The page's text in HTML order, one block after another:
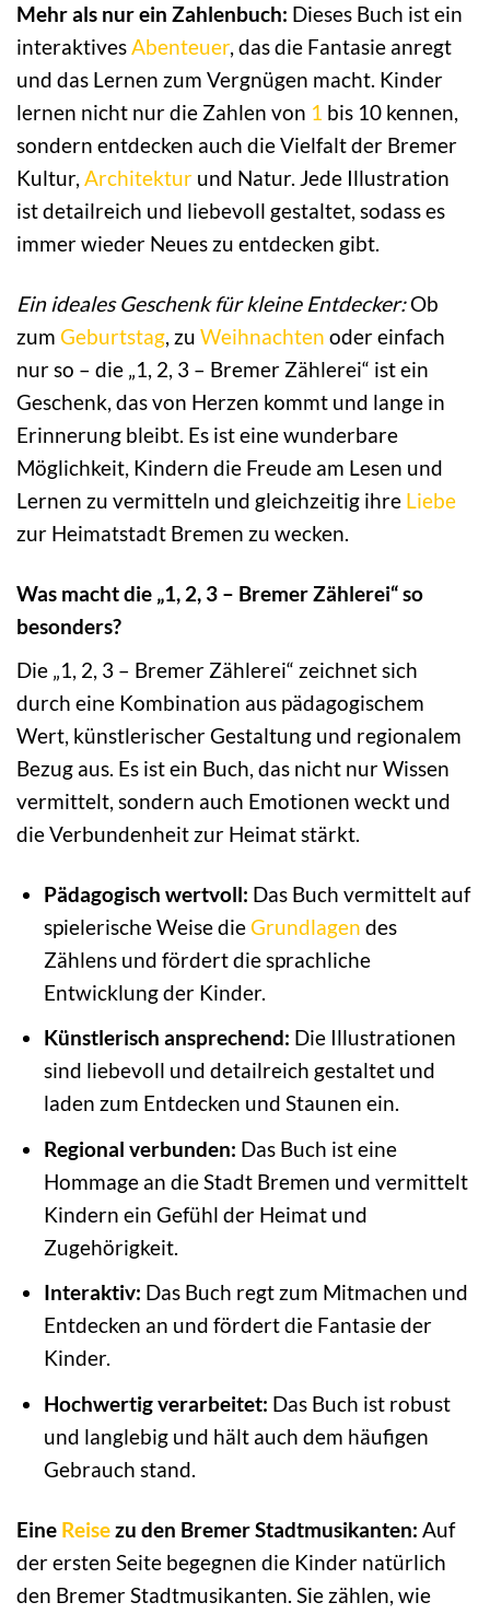
Mehr als nur ein Zahlenbuch: Dieses Buch ist ein
interaktivesAbenteuer, das die Fantasie anregt
und das Lernen zum Vergnügen macht. Kinder
lernen nicht nur die Zahlen von 1 bis 10 kennen,
sondern entdecken auch die Vielfalt der Bremer
Kultur, Architektur und Natur. Jede Illustration
ist detailreich und liebevoll gestaltet, sodass es
immer wieder Neues zu entdecken gibt.
Ein ideales Geschenk für kleine Entdecker:Ob
zum Geburtstag, zu Weihnachten oder einfach
nur so – die „1, 2, 3 – Bremer Zählerei“ ist ein
Geschenk, das von Herzen kommt und lange in
Erinnerung bleibt. Es ist eine wunderbare
Möglichkeit, Kindern die Freude am Lesen und
Lernen zu vermitteln und gleichzeitig ihre Liebe
zur Heimatstadt Bremen zu wecken.
Was macht die „1, 2, 3 – Bremer Zählerei“ so
besonders?
Die „1, 2, 3 – Bremer Zählerei“ zeichnet sich
durch eine Kombination aus pädagogischem
Wert, künstlerischer Gestaltung und regionalem
Bezug aus. Es ist ein Buch, das nicht nur Wissen
vermittelt, sondern auch Emotionen weckt und
die Verbundenheit zur Heimat stärkt.
Pädagogisch wertvoll: Das Buch vermittelt auf
spielerische Weise dieGrundlagen des
Zählens und fördert die sprachliche
Entwicklung der Kinder.
Künstlerisch ansprechend: Die Illustrationen
sind liebevoll und detailreich gestaltet und
laden zum Entdecken und Staunen ein.
Regional verbunden: Das Buch ist eine
Hommage an die Stadt Bremen und vermittelt
Kindern ein Gefühl der Heimat und
Zugehörigkeit.
Interaktiv: Das Buch regt zum Mitmachen und
Entdecken an und fördert die Fantasie der
Kinder.
Hochwertig verarbeitet: Das Buch ist robust
und langlebig und hält auch dem häufigen
Gebrauch stand.
Eine Reisezu den Bremer Stadtmusikanten: Auf
der ersten Seite begegnen die Kinder natürlich
den Bremer Stadtmusikanten. Sie zählen, wie